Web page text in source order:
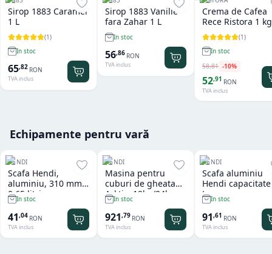
Sirop 1883 Caramel
1 L
(1)
In stoc
65,82 RON
TVA inclus
Sirop 1883 Vanilie
fara Zahar 1 L
In stoc
56,86 RON
TVA inclus
Crema de Cafea
Rece Ristora 1 kg
(1)
In stoc
58,81 -10%
52,91 RON
TVA inclus
Echipamente pentru vară
HENDI
Scafa Hendi,
aluminiu, 310 mm,
0.65 litri
In stoc
41,04 RON
TVA inclus
HENDI
Masina pentru
cuburi de gheata
Arktic, 12kg/24h
In stoc
921,79 RON
TVA inclus
HENDI
Scafa aluminiu
Hendi
L In stoc
91,61 RON
TVA inclus